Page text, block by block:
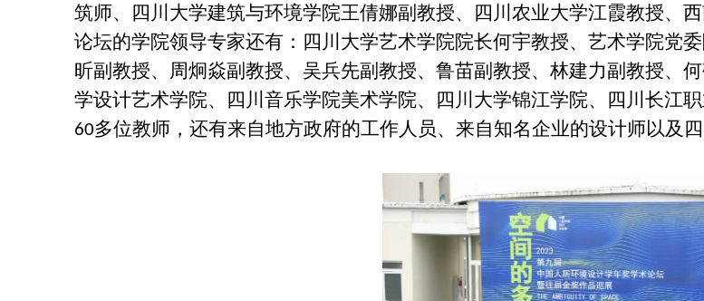
筑师、四川大学建筑与环境学院王倩娜副教授、四川农业大学江霞教授、
论坛的学院领导专家还有：四川大学艺术学院院长何宇教授、艺术学院党
昕副教授、周炯焱副教授、吴兵先副教授、鲁苗副教授、林建力副教授、
学设计艺术学院、四川音乐学院美术学院、四川大学锦江学院、四川长江
60多位教师，还有来自地方政府的工作人员、来自知名企业的设计师以及